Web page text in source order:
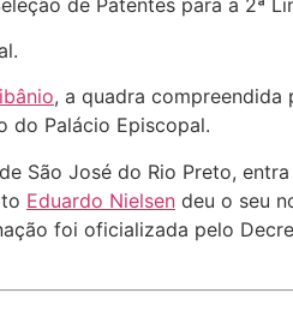
, a quadra compreendida
do Palácio Episcopal.
São José do Rio Preto,
Eduardo Nielsen deu o seu
foi oficializada pelo